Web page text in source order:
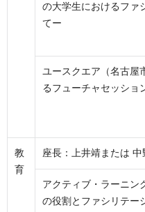
の大学生におけるファ
てー
ユースクエア（名古屋
るフューチャセッショ
教
育
座長：上井靖または 中
アクティブ・ラーニン
の役割とファシリテー